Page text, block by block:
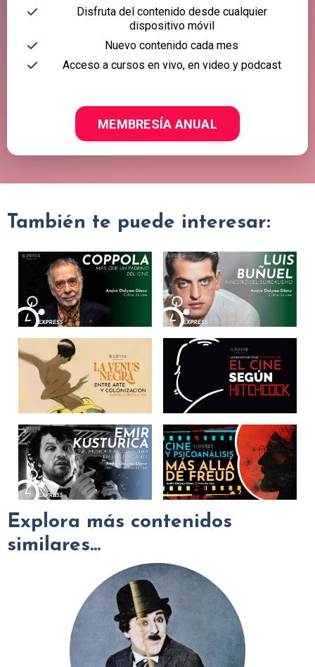
Disfruta del contenido desde cualquier
dispositivo móvil
Nuevo contenido cada mes
Acceso a cursos en vivo, en video y podcast
MEMBRESÍA ANUAL
También te puede interesar:
Explora más contenidos
similares...